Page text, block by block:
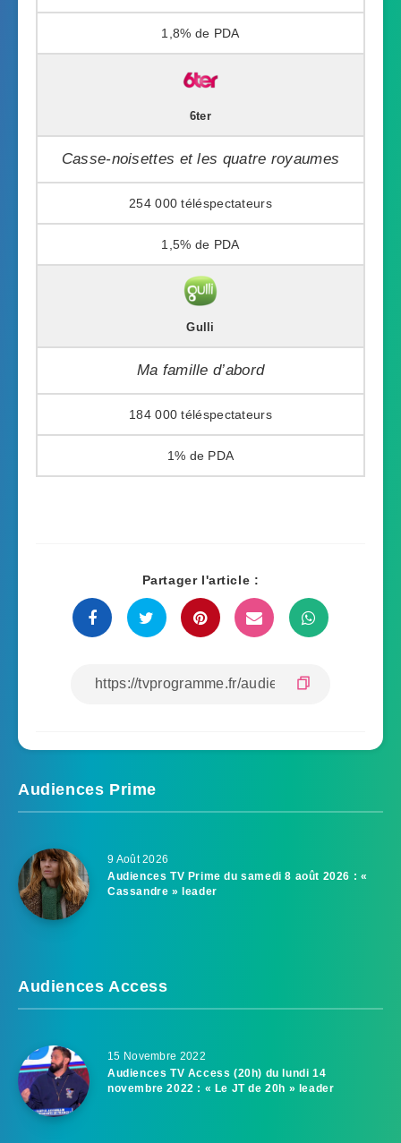
1,8%
6ter
Casse-noisettes et les quatre royaumes
254 000
1,5%
Gulli
Ma famille d’abord
184 000
1%
Partager l'article :
Audiences Prime
9 Août 2026
Audiences TV Prime du samedi 8 août 2026 : «
Cassandre » leader
Audiences Access
15 Novembre 2022
Audiences TV Access (20h) du lundi 14
novembre 2022 : « Le JT de 20h » leader